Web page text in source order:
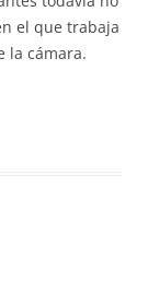
el que trabaja
la cámara.